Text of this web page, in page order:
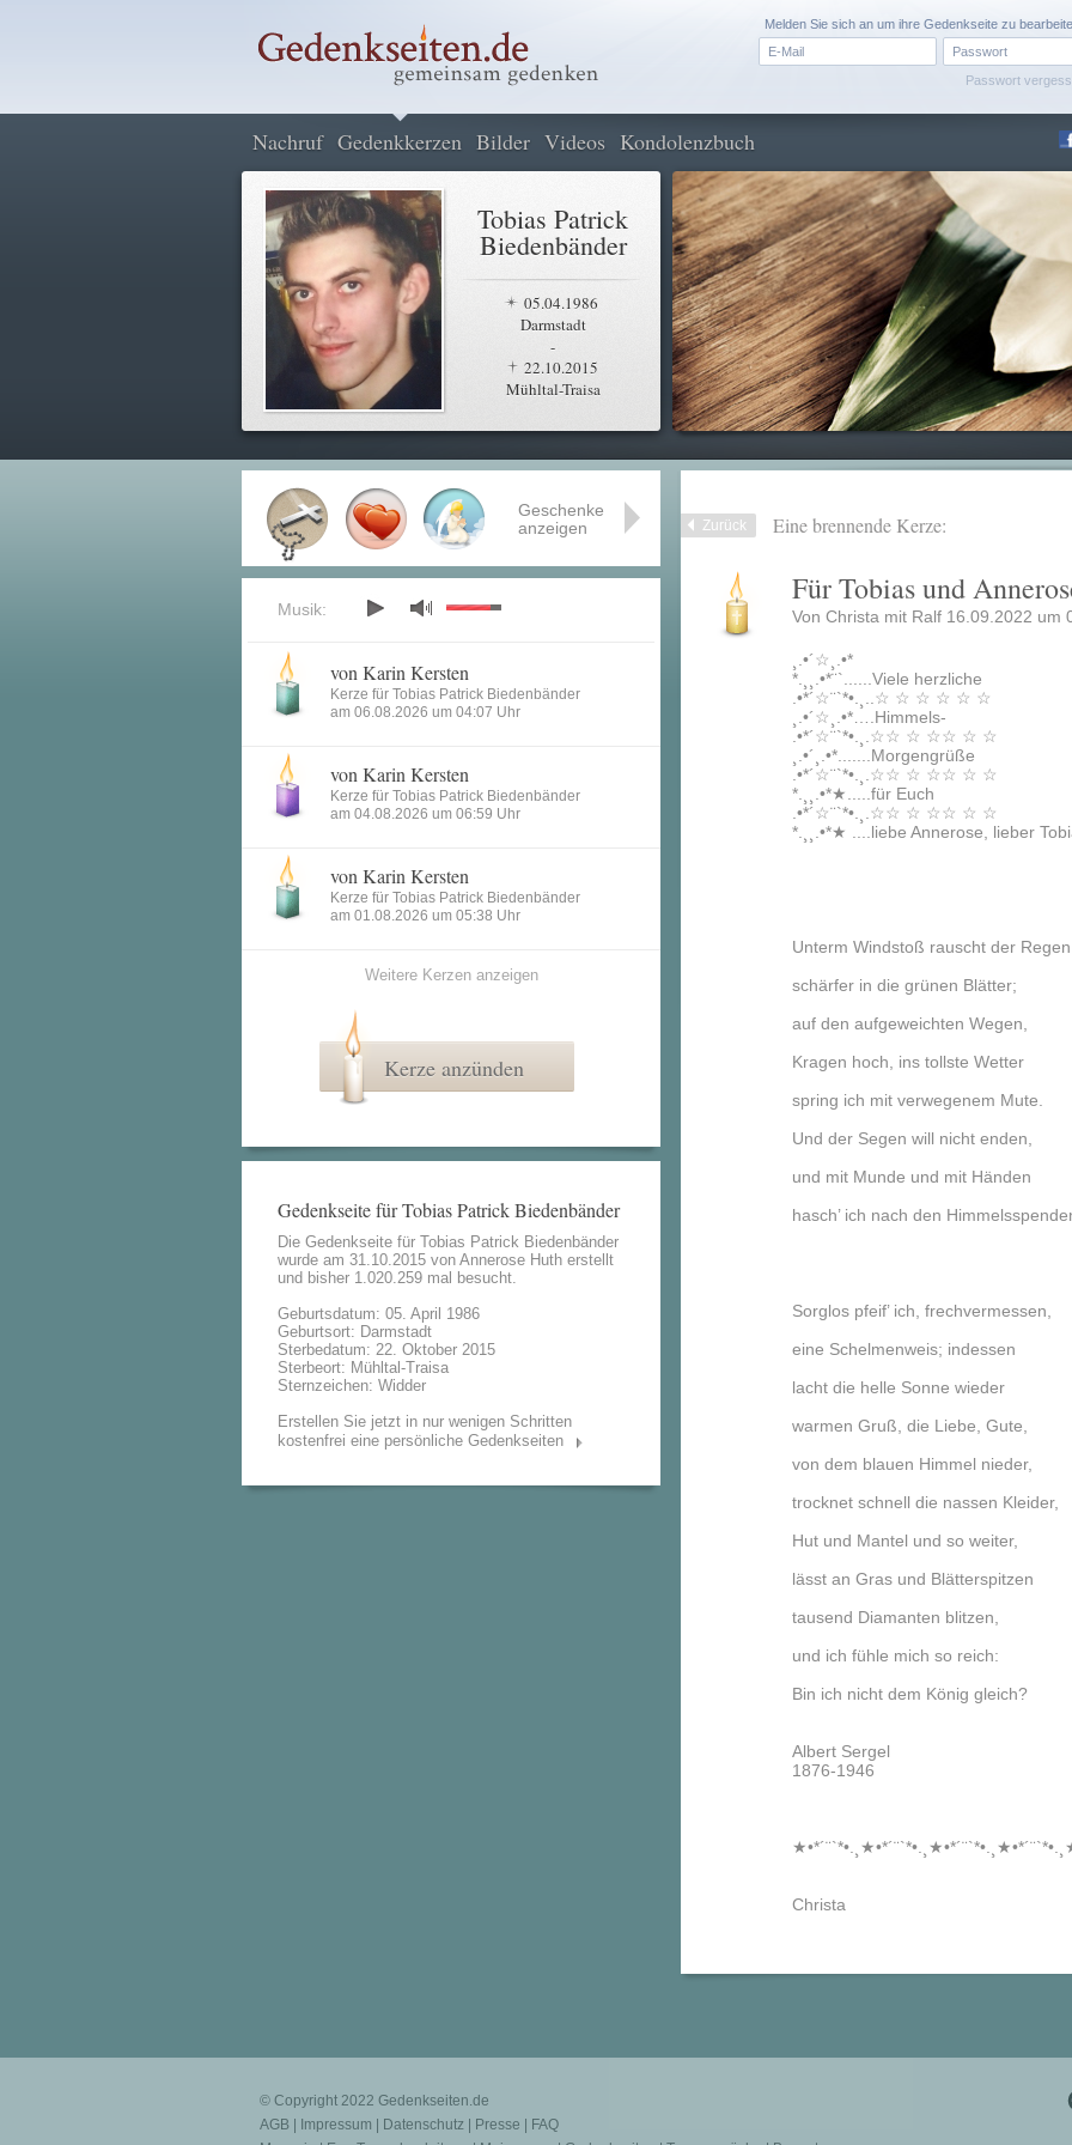
Passwort
Melden Sie sich an um ihre Gedenkseite zu
Nachruf Gedenkkerzen Bilder Videos Kondolenzbuch
Tobias Patrick
Biedenbänder
05.04.1986
Darmstadt
-
22.10.2015
Mühltal-Traisa
Zurück Eine brennende Kerze:
Für Tobias und
Von Christa mit Ralf 16.09.2022 um
¸.•´☆¸.•*
*.¸¸.•*¨`......Viele herzliche
.•*´☆¨`*•.¸..☆ ☆ ☆ ☆ ☆ ☆
¸.•´☆¸.•*….Himmels-
.•*´☆¨`*•.¸.☆☆ ☆ ☆☆ ☆ ☆
¸.•´¸.•*.......Morgengrüße
.•*´☆¨`*•.¸.☆☆ ☆ ☆☆ ☆ ☆
*.¸¸.•*★.....für Euch
.•*´☆¨`*•.¸.☆☆ ☆ ☆☆ ☆ ☆
*.¸¸.•*★ ....liebe Annerose, lieber
Unterm Windstoß rauscht der Regen
schärfer in die grünen Blätter;
auf den aufgeweichten Wegen,
Kragen hoch, ins tollste Wetter
spring ich mit verwegenem Mute.
Und der Segen will nicht enden,
und mit Munde und mit Händen
hasch’ ich nach den
Sorglos pfeif’ ich, frechvermessen,
eine Schelmenweis; indessen
lacht die helle Sonne wieder
warmen Gruß, die Liebe, Gute,
von dem blauen Himmel nieder,
trocknet schnell die nassen Kleider,
Hut und Mantel und so weiter,
lässt an Gras und Blätterspitzen
tausend Diamanten blitzen,
und ich fühle mich so reich:
Bin ich nicht dem König gleich?
Albert Sergel
1876-1946
Christa
Geschenke
anzeigen
Musik:
von Karin Kersten
Kerze für Tobias Patrick Biedenbänder
am 06.08.2026 um 04:07 Uhr
von Karin Kersten
Kerze für Tobias Patrick Biedenbänder
am 04.08.2026 um 06:59 Uhr
von Karin Kersten
Kerze für Tobias Patrick Biedenbänder
am 01.08.2026 um 05:38 Uhr
Weitere Kerzen anzeigen
Kerze anzünden
Gedenkseite für Tobias Patrick Biedenbänder
Die Gedenkseite für Tobias Patrick Biedenbänder
wurde am 31.10.2015 von Annerose Huth erstellt
und bisher 1.020.259 mal besucht.
Geburtsdatum: 05. April 1986
Geburtsort: Darmstadt
Sterbedatum: 22. Oktober 2015
Sterbeort: Mühltal-Traisa
Sternzeichen: Widder
Erstellen Sie jetzt in nur wenigen Schritten
kostenfrei eine persönliche Gedenkseiten
© Copyright 2022 Gedenkseiten.de
AGB
Impressum Datenschutz Presse
FAQ